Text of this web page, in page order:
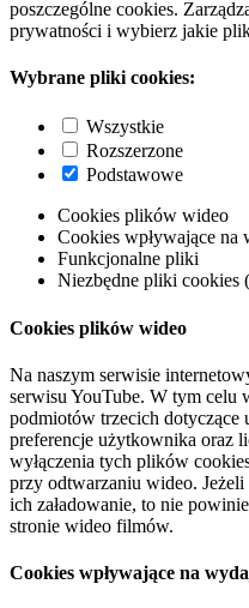
poszczególne cookies.
prywatności i wybierz jakie
Wybrane pliki cookies:
Wszystkie
Rozszerzone
Podstawowe
Cookies plików wideo
Cookies wpływające na
Funkcjonalne pliki
Niezbędne pliki cookies
Cookies plików wideo
Na naszym serwisie
serwisu YouTube. W tym celu
podmiotów trzecich dotyczące
preferencje użytkownika oraz
wyłączenia tych plików
przy odtwarzaniu wideo.
ich załadowanie, to nie
stronie wideo filmów.
Cookies wpływające na